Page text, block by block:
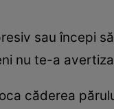
sau începi
nu te-a
căderea